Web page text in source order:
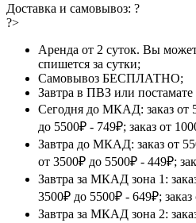
Доставка и самовывоз: ?
?>
Аренда от 2 суток. Вы
спишется за сутки;
Самовывоз БЕСПЛАТНО;
Завтра в ПВЗ или
Сегодня до МКАД: заказ от
до 5500₽ - 749₽; заказ от
Завтра до МКАД: заказ от
от 3500₽ до 5500₽ - 449₽;
Завтра за МКАД зона 1:
3500₽ до 5500₽ - 649₽;
Завтра за МКАД зона 2: